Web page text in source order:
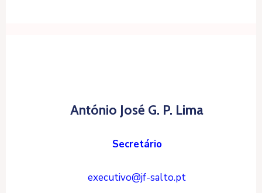
António José G. P. Lima
Secretário
executivo@jf-salto.pt